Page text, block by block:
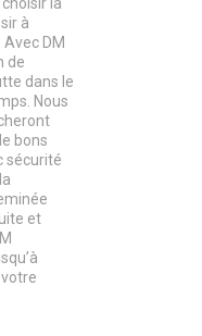
à
DM
de
dans le
Nous
bons
sécurité
et